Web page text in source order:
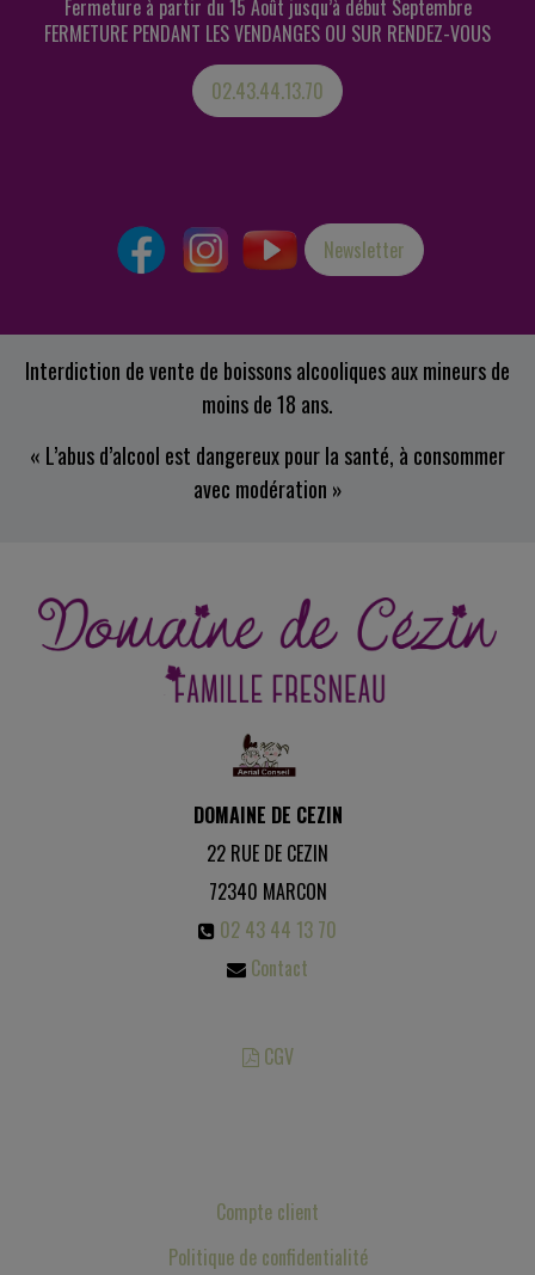
Fermeture à partir du 15 Août jusqu’à début Septembre
FERMETURE PENDANT LES VENDANGES OU SUR RENDEZ-VOUS
02.43.44.13.70
Newsletter
Interdiction de vente de boissons alcooliques aux mineurs de
moins de 18 ans.
« L’abus d’alcool est dangereux pour la santé, à consommer
avec modération »
DOMAINE DE CEZIN
22 RUE DE CEZIN
72340 MARCON
02 43 44 13 70
Contact
CGV
Compte client
Politique de confidentialité